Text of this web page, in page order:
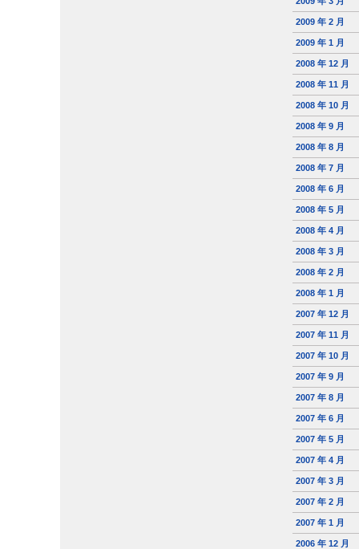
2009 年 2 月
2009 年 1 月
2008 年 12 月
2008 年 11 月
2008 年 10 月
2008 年 9 月
2008 年 8 月
2008 年 7 月
2008 年 6 月
2008 年 5 月
2008 年 4 月
2008 年 3 月
2008 年 2 月
2008 年 1 月
2007 年 12 月
2007 年 11 月
2007 年 10 月
2007 年 9 月
2007 年 8 月
2007 年 6 月
2007 年 5 月
2007 年 4 月
2007 年 3 月
2007 年 2 月
2007 年 1 月
2006 年 12 月